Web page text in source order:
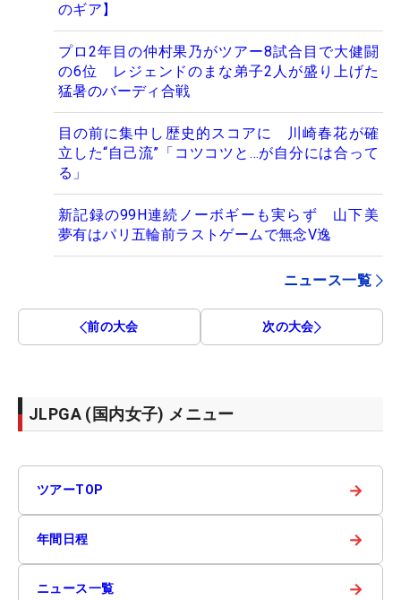
のギア】
プロ2年目の仲村果乃がツアー8試合目で大健闘
の6位 レジェンドのまな弟子2人が盛り上げた
猛暑のバーディ合戦
目の前に集中し歴史的スコアに 川崎春花が確
立した“自己流”「コツコツと…が自分には合って
る」
新記録の99H連続ノーボギーも実らず 山下美
夢有はパリ五輪前ラストゲームで無念V逸
ニュース一覧
前の大会 次の大会
JLPGA (国内女子) メニュー
ツアーTOP →
年間日程 →
ニュース一覧 →